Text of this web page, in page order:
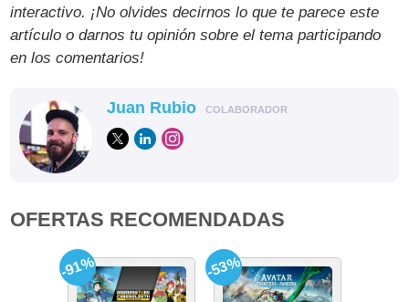
interactivo. ¡No olvides decirnos lo que te parece este
artículo o darnos tu opinión sobre el tema participando
en los comentarios!
Juan Rubio COLABORADOR
OFERTAS RECOMENDADAS
-91% -53%